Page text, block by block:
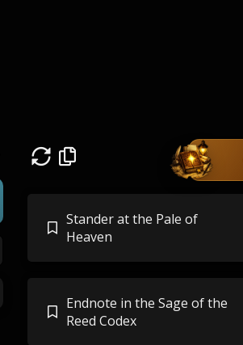
Stander at the Pale of
Heaven
Endnote in the Sage of the
Reed Codex